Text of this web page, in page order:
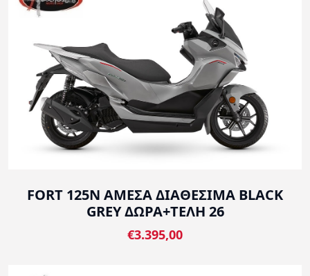
FORT 125N ΑΜΕΣΑ ΔΙΑΘΕΣΙΜΑ BLACK
GREY ΔΩΡΑ+ΤΕΛΗ 26
€3.395,00